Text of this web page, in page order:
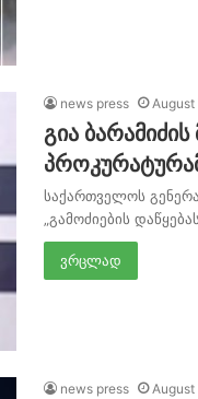
news press August
გია
საქართველოს
„გამოძიების
ვრცლად
news press August